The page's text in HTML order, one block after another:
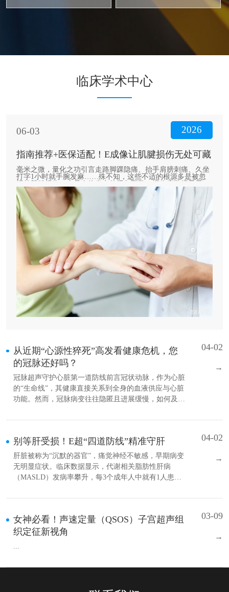
临床学术中心
06-03 2026
指南推荐+医保适配！E成像让肌腱损伤无处可藏
毫米之微，量化之功引言走路脚踝隐痛、抬手肩膀刺痛、久坐
打字1小时就手腕发麻……殊不知，这些不适的根源多是被忽
视的肌腱损伤，也是身体发出的紧急预警！据临床数据显示，
80%的普通人都有潜在肌腱损伤，只是早期症状太隐蔽，被一
次次忽视，最终拖成慢性疼痛、甚至肌腱断裂！认识肌腱：高
危人群速自查肌腱是衔接肌肉与骨骼的致密纤维组织，......
从近期“心源性猝死”高发看健康危机，您
的冠脉还好吗？
冠脉超声守护心脏第一道防线前言冠状动脉，作为心脏
的“生命线”，其健康直接关系到全身的血液供应与心脏
功能。然而，冠脉病变往往隐匿且进展缓慢，如何及
冠脉超声检查作为一种无创、实时、可重复的影像学手
01什么是冠脉超声？冠脉超声，即......
04-02
→
别等肝受损！E超“四道防线”精准守肝
肝脏被称为“沉默的器官”，痛觉神经不敏感，早期病变
无明显症状。临床数据显示，代谢相关脂肪性肝病
（MASLD）发病率攀升，每3个成年人中就有1人患病
人存在“没症状就不用查”的误区，不少患者确诊时已达
性肝病的早筛早诊成为护肝关......
04-02
→
女神必看！声速定量（QSOS）子宫超声组
织定征新视角
...
03-09
→